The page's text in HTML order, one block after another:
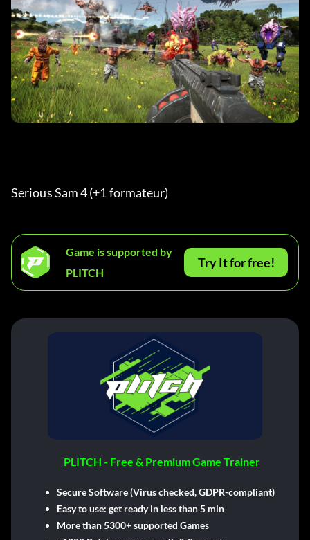
Serious Sam 4 (+1 formateur)
Game is supported by
PLITCH
Try It for free!
PLITCH - Free & Premium Game Trainer
Secure Software (Virus checked, GDPR-compliant)
Easy to use: get ready in less than 5 min
More than 5300+ supported Games